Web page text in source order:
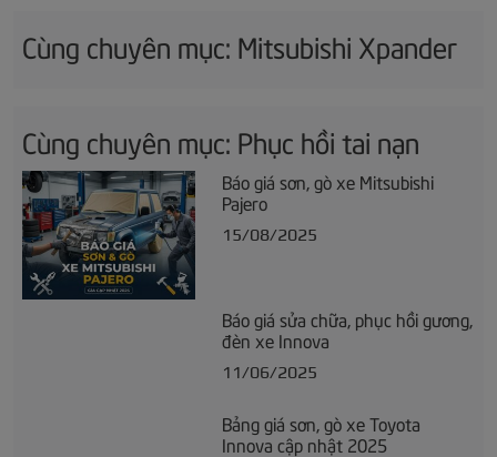
Cùng chuyên mục: Mitsubishi Xpander
Cùng chuyên mục: Phục hồi tai nạn
Báo giá sơn, gò xe Mitsubishi
Pajero
15/08/2025
Báo giá sửa chữa, phục hồi gương,
đèn xe Innova
11/06/2025
Bảng giá sơn, gò xe Toyota
Innova cập nhật 2025